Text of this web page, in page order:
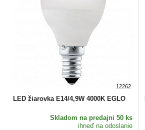
12262
LED žiarovka E14/4,9W 4000K EGLO
Skladom na predajni 50 ks
ihneď na odoslanie